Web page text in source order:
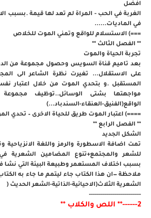
افضل
الغربة في الحب - المراة لم تعد لها قيمة .بسبب
في الماديات......
===) الاستسلام للواقع وتمني الموت للخلاص
** الفصل الثالث **
تجربة الحياة والموت
بعد تاميم قناة السويس وحصول مجموعة من
على الاستقلال... تغيرت نظرة الشاعر الى
المستقبل .و بتحدي الموت من خلال اعتبار
مواجهتها بشتى الوسائل..توظيف مجموعة
الواقع(الفنيق-العنقاء-السندباد...)
====) اعتبار الموت طريق للحياة الاخرى – تحدي
** الفصل الرابع **
الشكل الجديد
تمت اضافة الاسطورة والرمز واللغة الانزياحية
للشعر والمجتمع+تنوع المضامين الشعرية
بسبب اختلاف المستعمر وطبيعة البيئة التي نشا
ملاحظة —ان هذا الكتاب جاء ليتمم ما جاء به
الشعرية الثلاث(الاحيائية-الذاتية-الشعر الحديث (
--------------------------
2------** اللص والكلاب **